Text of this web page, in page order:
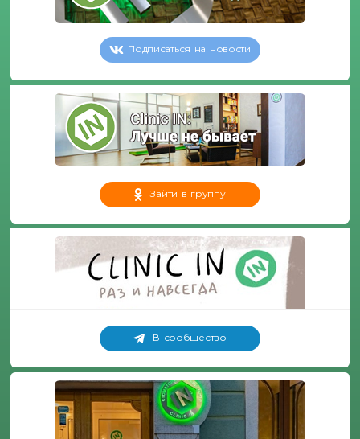
Подписаться на новости
Зайти в группу
В сообщество